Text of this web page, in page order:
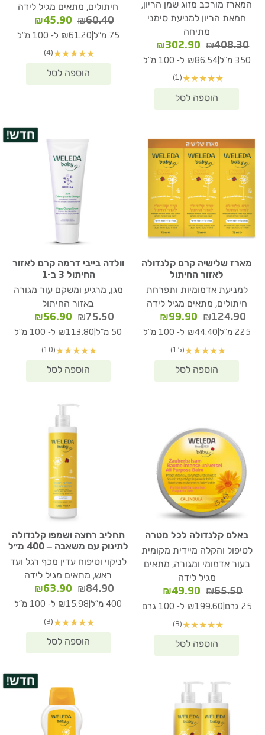
המארז מורכב מזוג שמן הריון,
חמאת הריון למניעת סימני
מתיחה
₪408.30
המחיר
המקורי
₪408.30.
₪302.90
המחיר
הנוכחי
350 מ"ל |₪86.54 ל- 100 מ"ל
★
★
★
★
★
(1)
חיתולים, מתאים מגיל לידה
₪60.40
המחיר
המקורי
₪60.40.
₪45.90
הנוכחי
75 מ"ל ₪61.20 ל- 100 מ"ל
★
★
★
★
★
(4)
מארז שלישיה קרם קלנדולה
לאזור החיתול
למניעת אדמומיות ותפרחת
חיתולים, מתאים מגיל לידה
₪124.90
המחיר
המקורי
₪124.90.
₪99.90
הנוכחי
225 מ"ל ₪44.40 ל- 100 מ"ל
★
★
★
★
★
(15)
וולדה בייבי דרמה קרם לאזור
החיתול 3 ב-1
מגן, מרגיע ומשקם עור מגורה
באזור החיתול
₪75.50
המחיר
המקורי
₪75.50.
₪56.90
הנוכחי
50 מ"ל ₪113.80 ל- 100 מ"ל
★
★
★
★
★
(10)
באלם קלנדולה לכל מטרה
לטיפול והקלה מיידית מקומית
בעור אדמומי ומגורה, מתאים
מגיל לידה
₪65.50
המחיר
המקורי
₪65.50.
₪49.90
המחיר
הנוכחי
25 גרם ₪199.60 ל- 100 גרם
★
★
★
★
★
(3)
תחליב רחצה ושמפו קלנדולה
לתינוק עם משאבה – 400 מ״ל
לניקוי וטיפוח עדין מכף רגל ועד
ראש, מתאים מגיל לידה
₪84.90
המחיר
המקורי
₪84.90.
₪63.90
הנוכחי
400 מ"ל ₪15.98 ל- 100 מ"ל
★
★
★
★
★
(3)